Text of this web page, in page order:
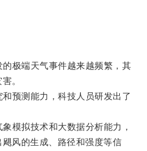
极端天气事件越来越频繁，其
。
预测能力，科技人员研发出了
拟技术和大数据分析能力，
风的生成、路径和强度等信